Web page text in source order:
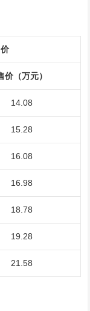
价（万元）
14.08
15.28
16.08
16.98
18.78
19.28
21.58